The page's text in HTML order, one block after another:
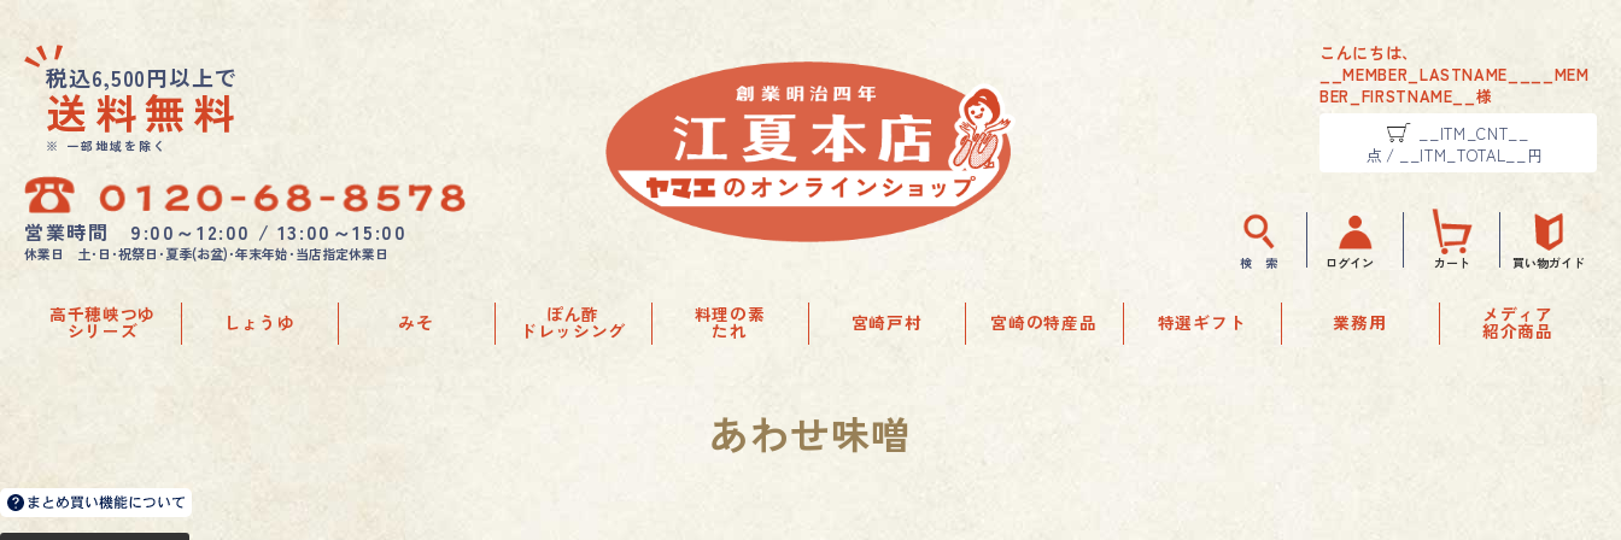
税込6,500円以上で
送料無料
※ 一部地域を除く
営業時間 9:00～12:00 / 13:00～15:00
休業日 土･日･祝祭日･夏季(お盆)･年末年始･当店指定休業日
こんにちは、
__MEMBER_LASTNAME__
__MEM
BER_FIRSTNAME__ 様
__ITM_CNT__
点 / __ITM_TOTAL__ 円
検 索 ログイン カート 買い物ガイド
高千穂峡つゆ
シリーズ しょうゆ みそ ぽん酢
ドレッシング
料理の素
たれ 宮崎戸村 宮崎の特産品 特選ギフト 業務用 メディア
紹介商品
あわせ味噌